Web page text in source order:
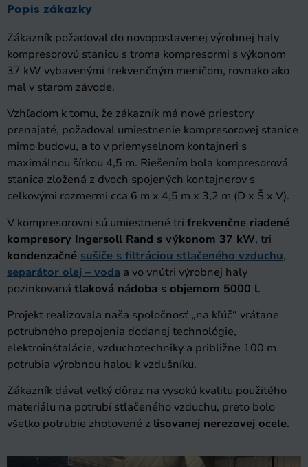
Popis zákazky
Zákazník požadoval do novopostavenej výrobnej haly
kompresorovú stanicu s troma kompresormi s výkonom
37 kW vybavenými frekvenčným meničom, rovnako ako
mal v starom závode.
Vzhľadom k tomu, že zákazník má nové priestory
prenajaté, požadoval umiestnenie kompresorovej stanice
mimo budovu, a to v priemyselnom kontajneri s
maximálnou šírkou 4,5 m. Riešením bola kompresorová
stanica zložená z dvoch spojených kontajnerov s
celkovými rozmermi cca 6 m x 4,5 m x 3,2 m (D x Š x V).
V kompresorovni sú umiestnené tri frekvenčne riadené
kompresory Ingersoll Rand s výkonom 37 kW, tri
kondenzačné sušiče s filtráciou stlačeného vzduchu,
separátor olej – voda a vo vnútri výrobnej haly
pozinkovaná tlaková nádoba s objemom 5000 l.
Projekt realizovala naša spoločnosť „na kľúč“ vrátane
potrubného prepojenia dodanej technológie,
elektroinštalácie, vzduchotechniky a približne 100 m
potrubia výrobnou halou k vzdušníku.
Zákazník dával veľký dôraz na vysokú kvalitu použitého
materiálu na potrubí stlačeného vzduchu, preto bolo
všetko potrubie zhotovené z lisovanej nerezovej ocele.